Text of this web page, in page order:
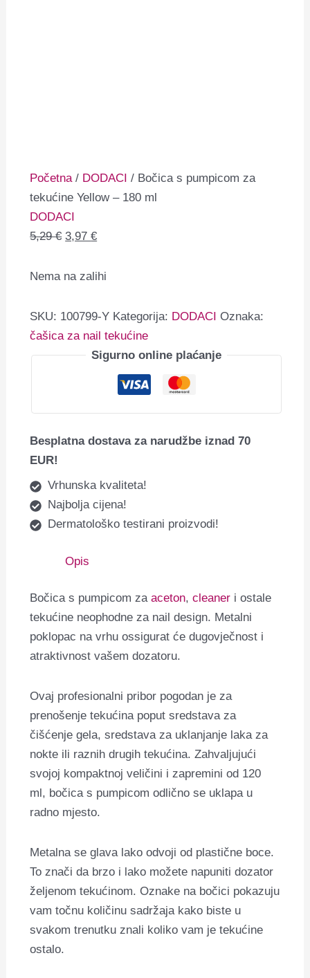
Početna/ DODACI / Bočica s pumpicom za
tekućine Yellow – 180 ml
DODACI
5,29€ 3,97€
Nema na zalihi
SKU: 100799-Y Kategorija: DODACI Oznaka:
čašica za nail tekućine
Sigurno online plaćanje
Besplatna dostava za narudžbe iznad 70
EUR!
Vrhunska kvaliteta!
Najbolja cijena!
Dermatološko testirani proizvodi!
Opis
Bočica s pumpicom zaaceton,cleaner i ostale
tekućine neophodne za nail design. Metalni
poklopac na vrhu ossigurat će dugovječnost i
atraktivnost vašem dozatoru.
Ovaj profesionalni pribor pogodan je za
prenošenje tekućina poput sredstava za
čišćenje gela, sredstava za uklanjanje laka za
nokte ili raznih drugih tekućina. Zahvaljujući
svojoj kompaktnoj veličini i zapremini od 120
ml, bočica s pumpicom odlično se uklapa u
radno mjesto.
Metalna se glava lako odvoji od plastične boce.
To znači da brzo i lako možete napuniti dozator
željenom tekućinom. Oznake na bočici pokazuju
vam točnu količinu sadržaja kako biste u
svakom trenutku znali koliko vam je tekućine
ostalo.